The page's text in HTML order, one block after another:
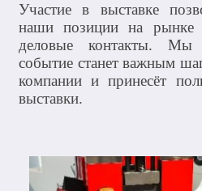
Участие в выставке
наши позиции на рынке
деловые контакты. Мы
событие станет важным
компании и принесёт
выставки.